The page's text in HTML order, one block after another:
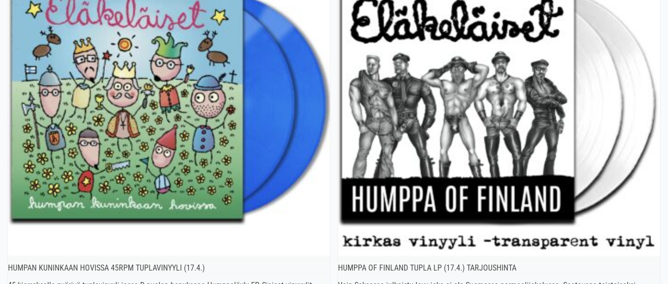
HUMPAN KUNINKAAN HOVISSA 45RPM TUPLAVINYYLI (17.4.)
HUMPPA OF FINLAND TUPLA LP (17.4.) TARJOUSHINTA